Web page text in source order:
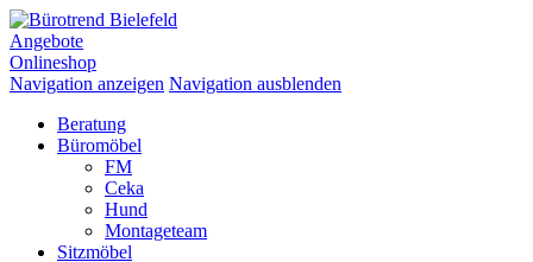
Angebote
Onlineshop
Navigation anzeigen Navigation ausblenden
Beratung
Büromöbel
FM
Ceka
Hund
Montageteam
Sitzmöbel